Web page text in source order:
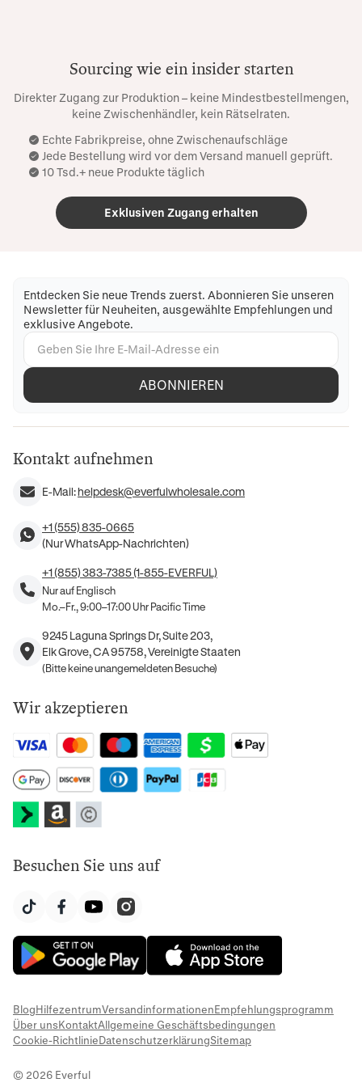
Sourcing wie ein insider starten
Direkter Zugang zur Produktion – keine Mindestbestellmengen,
keine Zwischenhändler, kein Rätselraten.
Echte Fabrikpreise, ohne Zwischenaufschläge
Jede Bestellung wird vor dem Versand manuell geprüft.
10 Tsd.+ neue Produkte täglich
Exklusiven Zugang erhalten
Entdecken Sie neue Trends zuerst. Abonnieren Sie unseren
Newsletter für Neuheiten, ausgewählte Empfehlungen und
exklusive Angebote.
ABONNIEREN
Kontakt aufnehmen
E-Mail:helpdesk@everfulwholesale.com
+1 (555) 835-0665
(Nur WhatsApp-Nachrichten)
+1 (855) 383-7385 (1-855-EVERFUL)
Nur auf Englisch
Mo.–Fr., 9:00–17:00 Uhr Pacific Time
9245 Laguna Springs Dr, Suite 203,
Elk Grove, CA 95758, Vereinigte Staaten
(Bitte keine unangemeldeten Besuche)
Wir akzeptieren
Besuchen Sie uns auf
BlogHilfezentrumVersandinformationenEmpfehlungsprogramm
Über unsKontaktAllgemeine Geschäftsbedingungen
Cookie-RichtlinieDatenschutzerklärungSitemap
© 2026 Everful